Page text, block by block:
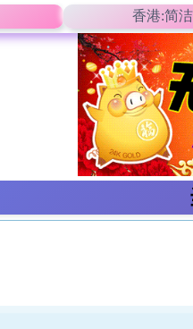
香港:简洁